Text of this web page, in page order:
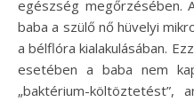
egészség megőrzésében.
baba a szülő nő hüvelyi
a bélflóra kialakulásában.
esetében a baba nem
„baktérium-